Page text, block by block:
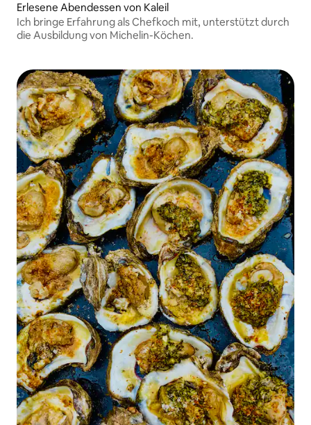
Erlesene Abendessen von Kaleil
Ich bringe Erfahrung als Chefkoch mit, unterstützt durch
die Ausbildung von Michelin-Köchen.